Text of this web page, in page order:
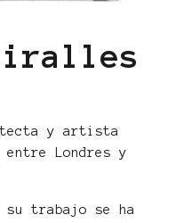
y artista
Londres y
su trabajo se ha